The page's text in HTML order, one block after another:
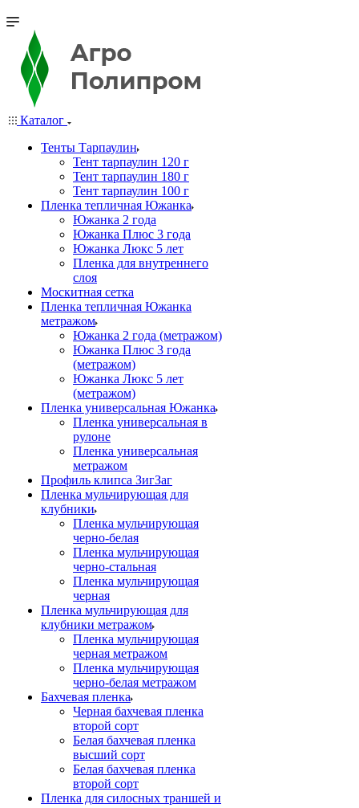
Каталог
Тенты Тарпаулин
Тент тарпаулин 120 г
Тент тарпаулин 180 г
Тент тарпаулин 100 г
Пленка тепличная Южанка
Южанка 2 года
Южанка Плюс 3 года
Южанка Люкс 5 лет
Пленка для внутреннего
слоя
Москитная сетка
Пленка тепличная Южанка
метражом
Южанка 2 года (метражом)
Южанка Плюс 3 года
(метражом)
Южанка Люкс 5 лет
(метражом)
Пленка универсальная Южанка
Пленка универсальная в
рулоне
Пленка универсальная
метражом
Профиль клипса ЗигЗаг
Пленка мульчирующая для
клубники
Пленка мульчирующая
черно-белая
Пленка мульчирующая
черно-стальная
Пленка мульчирующая
черная
Пленка мульчирующая для
клубники метражом
Пленка мульчирующая
черная метражом
Пленка мульчирующая
черно-белая метражом
Бахчевая пленка
Черная бахчевая пленка
второй сорт
Белая бахчевая пленка
высший сорт
Белая бахчевая пленка
второй сорт
Пленка для силосных траншей и